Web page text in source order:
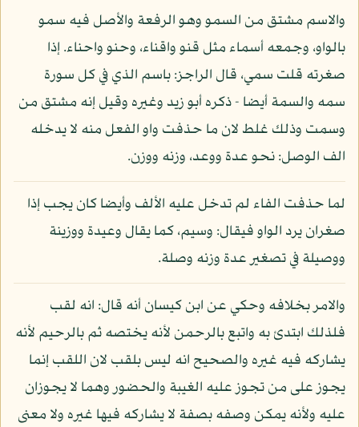
والاسم مشتق من السمو وهو الرفعة والأصل فيه سمو
بالواو، وجمعه أسماء مثل قنو واقناء، وحنو واحناء. إذا
صغرته قلت سمي، قال الراجز: باسم الذي في كل سورة
سمه والسمة أيضا - ذكره أبو زيد وغيره وقيل إنه مشتق من
وسمت وذلك غلط لان ما حذفت واو الفعل منه لا يدخله
الف الوصل: نحو عدة ووعد، وزنه ووزن.
لما حذفت الفاء لم تدخل عليه الألف وأيضا كان يجب إذا
صغران يرد الواو فيقال: وسيم، كما يقال وعيدة ووزينة
ووصيلة في تصغير عدة وزنه وصلة.
والامر بخلافه وحكي عن ابن كيسان أنه قال: انه لقب
فلذلك ابتدئ به واتبع بالرحمن لأنه يختصه ثم بالرحيم لأنه
يشاركه فيه غيره والصحيح انه ليس بلقب لان اللقب إنما
يجوز على من تجوز عليه الغيبة والحضور وهما لا يجوزان
عليه ولأنه يمكن وصفه بصفة لا يشاركه فيها غيره ولا معنى